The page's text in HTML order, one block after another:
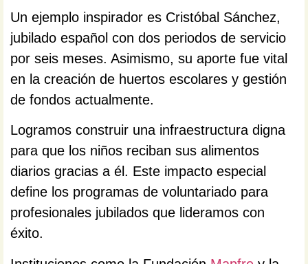
Un ejemplo inspirador es Cristóbal Sánchez,
jubilado español con dos periodos de servicio
por seis meses. Asimismo, su aporte fue vital
en la creación de huertos escolares y gestión
de fondos actualmente.
Logramos construir una infraestructura digna
para que los niños reciban sus alimentos
diarios gracias a él. Este impacto especial
define los programas de voluntariado para
profesionales jubilados que lideramos con
éxito.